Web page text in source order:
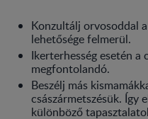
Konzultálj orvosoddal
lehetősége felmerül.
Ikerterhesség esetén a
megfontolandó.
Beszélj más
császármetszésük. Így
különböző